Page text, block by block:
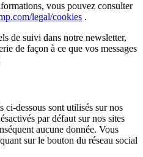
vous pouvez consulter
legal/cookies .
de suivi dans notre newsletter,
de façon à ce que vos messages
dessous sont utilisés sur nos
par défaut sur nos sites
aucune donnée. Vous
sur le bouton du réseau social